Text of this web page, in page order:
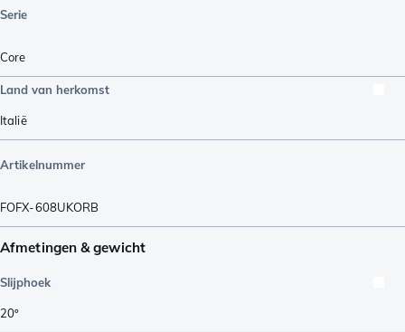
Serie
Core
Land van herkomst
Italië
Artikelnummer
FOFX-608UKORB
Afmetingen & gewicht
Slijphoek
20º